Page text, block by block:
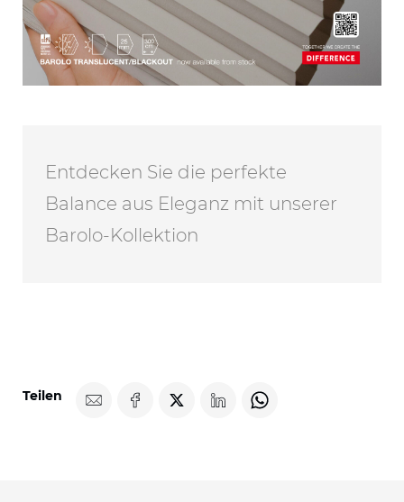
Entdecken Sie die perfekte
Balance aus Eleganz mit unserer
Barolo-Kollektion
Teilen